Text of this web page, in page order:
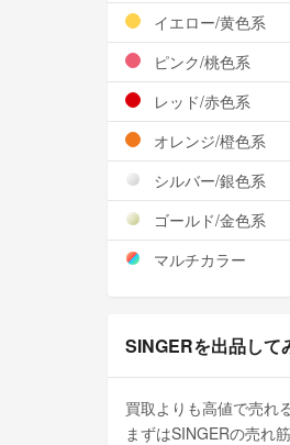
イエロー/黄色系
ピンク/桃色系
レッド/赤色系
オレンジ/橙色系
シルバー/銀色系
ゴールド/金色系
マルチカラー
SINGERを出品して
買取よりも高値で売れ
まずはSINGERの売れ